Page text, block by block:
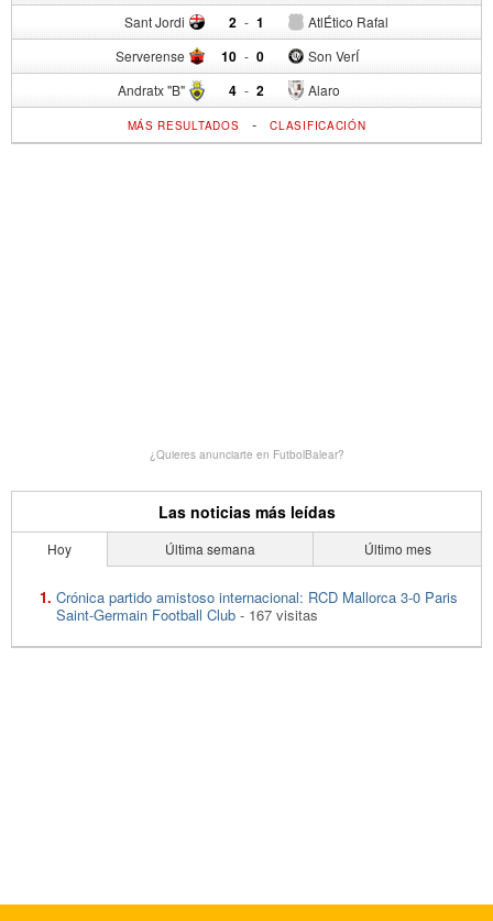
Sant Jordi 2 - AtlÉtico Rafal
1
Serverense 10 - Son VerÍ
0
Andratx "B" 4 - Alaro
2
MÁS RESULTADOS -CLASIFICACIÓN
¿Quieres anunciarte en FutbolBalear?
Las noticias más leídas
Hoy Última semana Último mes
Crónica partido amistoso internacional: RCD Mallorca 3-0 Paris
Saint-Germain Football Club - 167 visitas